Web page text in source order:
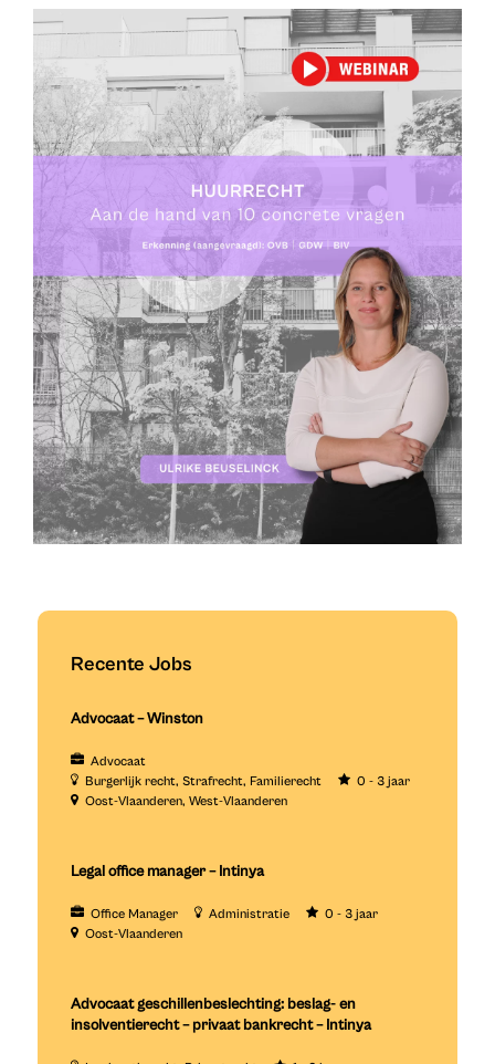
Recente Jobs
Advocaat – Winston
Advocaat
Burgerlijk recht Strafrecht Familierecht
0 - 3 jaar
Oost-Vlaanderen West-Vlaanderen
Legal office manager – Intinya
Office Manager Administratie
0 - 3 jaar
Oost-Vlaanderen
Advocaat geschillenbeslechting: beslag- en
insolventierecht – privaat bankrecht – Intinya